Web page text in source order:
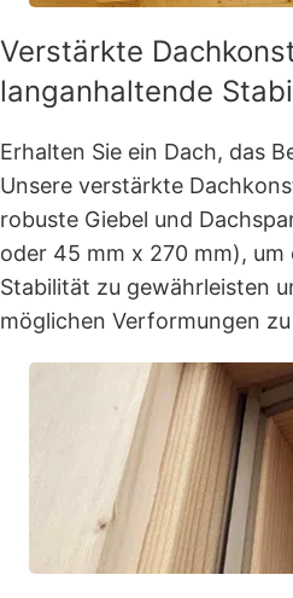
Verstärkte
langanhaltende
Erhalten Sie ein Dach, das
Unsere verstärkte
robuste Giebel und
oder 45 mm x 270 mm), um
Stabilität zu gewährleisten
möglichen Verformungen